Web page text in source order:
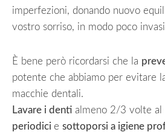
imperfezioni, donando nuovo
vostro sorriso, in modo poco
È bene però ricordarsi che la
potente che abbiamo per evitare
macchie dentali.
Lavare i denti almeno 2/3 volte al
periodici e sottoporsi a igiene